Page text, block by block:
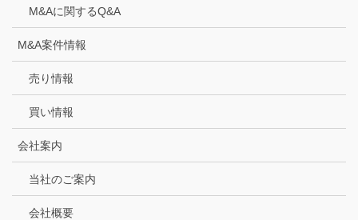
M&Aに関するQ&A
M&A案件情報
売り情報
買い情報
会社案内
当社のご案内
会社概要